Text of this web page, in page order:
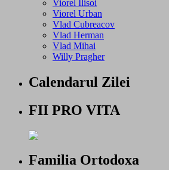
Viorel Ilisoi
Viorel Urban
Vlad Cubreacov
Vlad Herman
Vlad Mihai
Willy Pragher
Calendarul Zilei
FII PRO VITA
Familia Ortodoxa